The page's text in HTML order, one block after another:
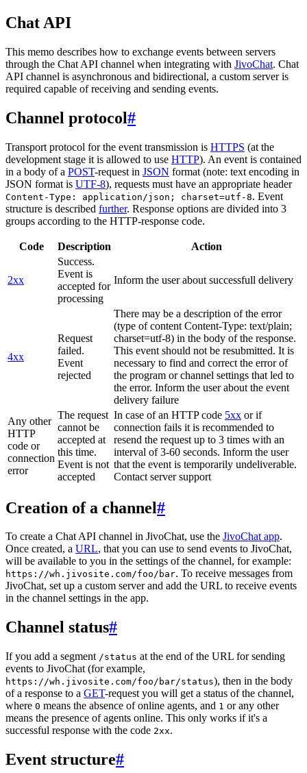
Chat API
This memo describes how to exchange events between servers
through the Chat API channel when integrating with JivoChat. Chat
API channel is asynchronous and bidirectional, a custom server is
required capable of receiving and sending events.
Channel protocol#
Transport protocol for the event transmission is HTTPS (at the
development stage it is allowed to use HTTP). An event is contained
in a body of a POST-request in JSON format (note: text encoding in
JSON format is UTF-8), requests must have an appropriate header
Content-Type: application/json; charset=utf-8. Event
structure is described further. Response options are divided into 3
groups according to the HTTP-response code.
Code Description Action
2xx
Success.
Event is
accepted for
processing
Inform the user about successfull delivery
4xx
Request
failed.
Event
rejected
There may be a description of the error
(type of content Content-Type: text/plain;
charset=utf-8) in the body of the response.
This event should not be resubmitted. It is
necessary to find and correct the error of
the program or channel settings that led to
the error. Inform the user about the event
delivery failure
Any other
HTTP
code or
connection
error
The request
cannot be
accepted at
this time.
Event is not
accepted
In case of an HTTP code 5xx or if
connection fails it is recommended to
resend the request up to 3 times with an
interval of 3-60 seconds. Inform the user
that the event is temporarily undeliverable.
Contact server support
Creation of a channel#
To create a Chat API channel in JivoChat, use the JivoChat app.
Once created, a URL, that you can use to send events to JivoChat,
will be available to you in the settings of the channel, for example:
https://wh.jivosite.com/foo/bar. To receive messages from
JivoChat, set up a custom server and add the URL to receive events
in the channel settings in the app.
Channel status#
If you add a segment /status at the end of the URL for sending
events to JivoChat (for example,
https://wh.jivosite.com/foo/bar/status), then in the body
of a response to a GET-request you will get a status of the channel,
where 0 means the absence of online agents, and 1 or any other
means the presence of agents online. This only works if it's a
successful response with the code 2xx.
Event structure#